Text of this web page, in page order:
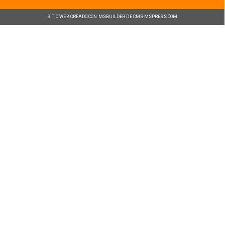
SITIO WEB CREADO CON MSBUILDER DE CMS-MSPRESS.COM